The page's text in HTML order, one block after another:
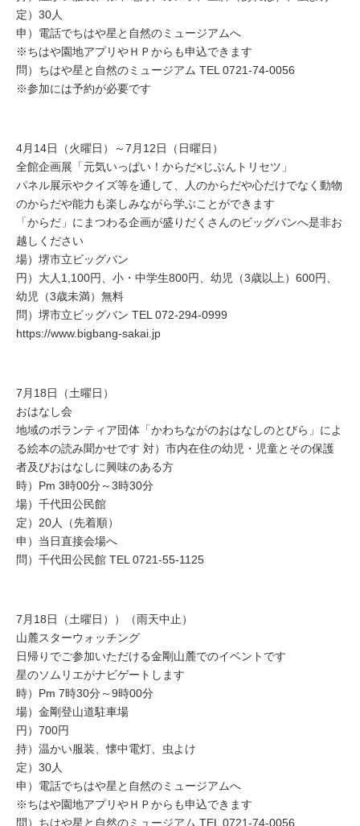
定）30人
申）電話でちはや星と自然のミュージアムへ
※ちはや園地アプリやＨＰからも申込できます
問）ちはや星と自然のミュージアム TEL 0721-74-0056
※参加には予約が必要です
4月14日（火曜日）～7月12日（日曜日）
全館企画展「元気いっぱい！からだ×じぶんトリセツ」
パネル展示やクイズ等を通して、人のからだや心だけでなく動物
のからだや能力も楽しみながら学ぶことができます
「からだ」にまつわる企画が盛りだくさんのビッグバンへ是非お
越しください
場）堺市立ビッグバン
円）大人1,100円、小・中学生800円、幼児（3歳以上）600円、
幼児（3歳未満）無料
問）堺市立ビッグバン TEL 072-294-0999
https://www.bigbang-sakai.jp
7月18日（土曜日）
おはなし会
地域のボランティア団体「かわちながのおはなしのとびら」によ
る絵本の読み聞かせです 対）市内在住の幼児・児童とその保護
者及びおはなしに興味のある方
時）Pm 3時00分～3時30分
場）千代田公民館
定）20人（先着順）
申）当日直接会場へ
問）千代田公民館 TEL 0721-55-1125
7月18日（土曜日））（雨天中止）
山麓スターウォッチング
日帰りでご参加いただける金剛山麓でのイベントです
星のソムリエがナビゲートします
時）Pm 7時30分～9時00分
場）金剛登山道駐車場
円）700円
持）温かい服装、懐中電灯、虫よけ
定）30人
申）電話でちはや星と自然のミュージアムへ
※ちはや園地アプリやＨＰからも申込できます
問）ちはや星と自然のミュージアム TEL 0721-74-0056